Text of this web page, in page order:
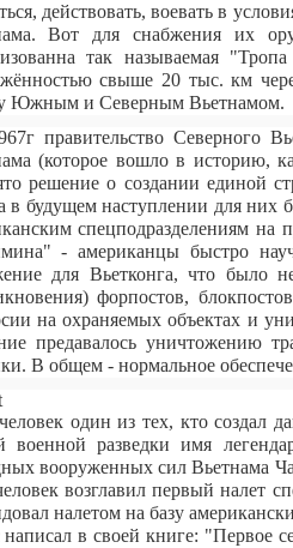
действовать, воевать в
Вот для снабжения их
так называемая
свыше 20 тыс. км
Южным и Северным Вьетнамом.
правительство Северного
(которое вошло в историю,
решение о создании единой
в будущем наступлении для них
спецподразделениям
- американцы быстро
для Вьетконга, что было
форпостов,
на охраняемых объектах и
предавалось уничтожению
В общем - нормальное
один из тех, кто создал
военной разведки имя
вооруженных сил Вьетнама
возглавил первый налет
налетом на базу
написал в своей книге: "Первое